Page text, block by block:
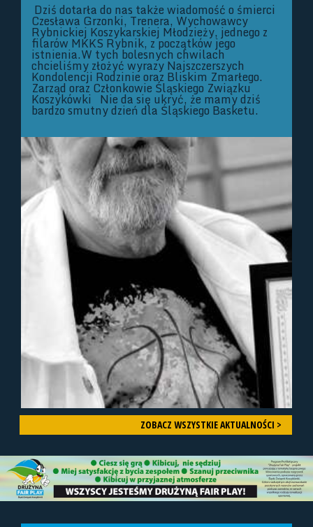
Dziś dotarła do nas także wiadomość o śmierci
Czesława Grzonki, Trenera, Wychowawcy
Rybnickiej Koszykarskiej Młodzieży, jednego z
filarów MKKS Rybnik, z początków jego
istnienia.W tych bolesnych chwilach
chcieliśmy złożyć wyrazy Najszczerszych
Kondolencji Rodzinie oraz Bliskim Zmarłego.
Zarząd oraz Członkowie Śląskiego Związku
Koszykówki Nie da się ukryć, że mamy dziś
bardzo smutny dzień dla Śląskiego Basketu.
ZOBACZ WSZYSTKIE AKTUALNOŚCI >